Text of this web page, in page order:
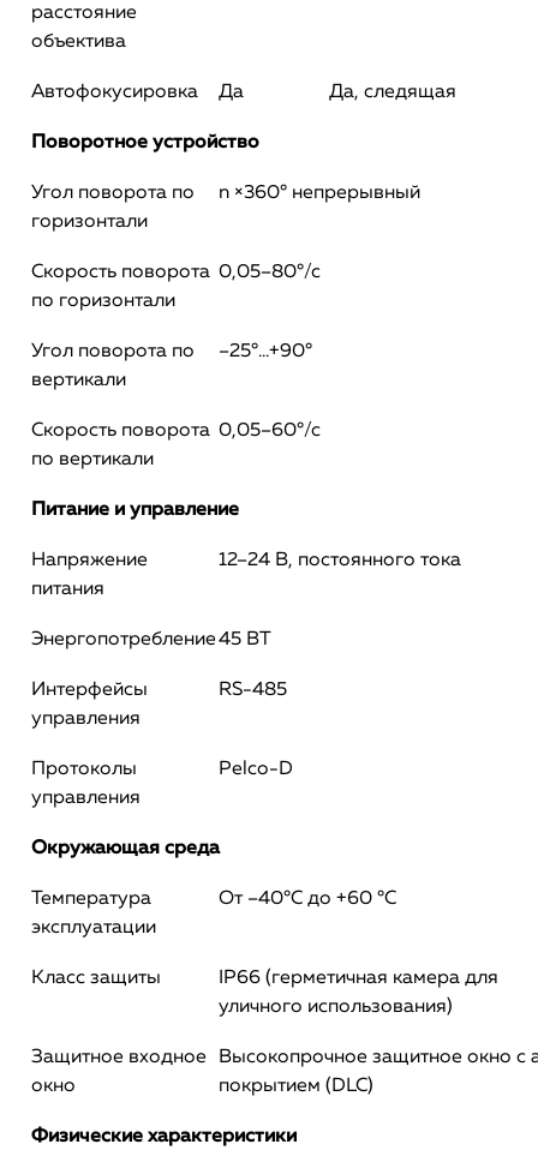
расстояние
объектива
Автофокусировка Да Да, следящая
Поворотное устройство
Угол поворота по
горизонтали
n ×360° непрерывный
Скорость поворота
по горизонтали
0,05–80°/с
Угол поворота по
вертикали
–25°...+90°
Скорость поворота
по вертикали
0,05–60°/с
Питание и управление
Напряжение
питания
12–24 В, постоянного тока
Энергопотребление45 ВТ
Интерфейсы
управления
RS-485
Протоколы
управления
Pelco-D
Окружающая среда
Температура
эксплуатации
От –40°C до +60 °C
Класс защиты
IP66 (герметичная камера для
уличного использования)
Защитное входное
окно
Высокопрочное защитное окно с
покрытием (DLC)
Физические характеристики